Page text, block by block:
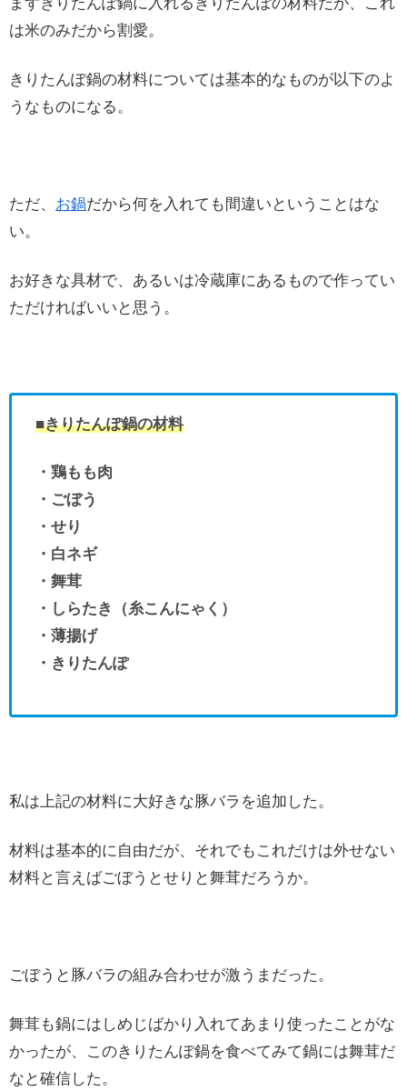
は米のみだから割愛。
きりたんぽ鍋の材料については基本的なものが以下のよ
うなものになる。
ただ、 お鍋だから何を入れても間違いということはな
い。
お好きな具材で、あるいは冷蔵庫にあるもので作ってい
ただければいいと思う。
■きりたんぽ鍋の材料
・鶏もも肉
・ごぼう
・せり
・白ネギ
・舞茸
・しらたき（糸こんにゃく）
・薄揚げ
・きりたんぽ
私は上記の材料に大好きな豚バラを追加した。
材料は基本的に自由だが、それでもこれだけは外せない
材料と言えばごぼうとせりと舞茸だろうか。
ごぼうと豚バラの組み合わせが激うまだった。
舞茸も鍋にはしめじばかり入れてあまり使ったことがな
かったが、このきりたんぽ鍋を食べてみて鍋には舞茸だ
なと確信した。